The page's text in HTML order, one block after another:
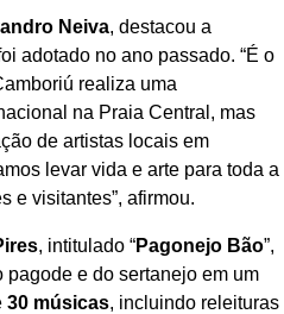
Neiva, destacou a
adotado no ano passado. “É o
realiza uma
na Praia Central, mas
de artistas locais em
levar vida e arte para toda a
e visitantes”, afirmou.
, intitulado “Pagonejo Bão”,
pagode e do sertanejo em um
30 músicas, incluindo releituras